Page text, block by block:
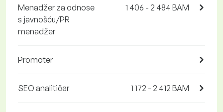
Menadžer za odnose
s javnošću/PR
menadžer
1 406 - 2 484 BAM
Promoter
SEO analitičar 1 172 - 2 412 BAM